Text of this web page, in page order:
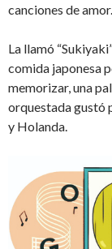
canciones de amor.
La llamó
comida japonesa
memorizar, una
orquestada gustó
y Holanda.